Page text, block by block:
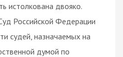
истолкована двояко.
Российской Федерации
судей, назначаемых на
думой по